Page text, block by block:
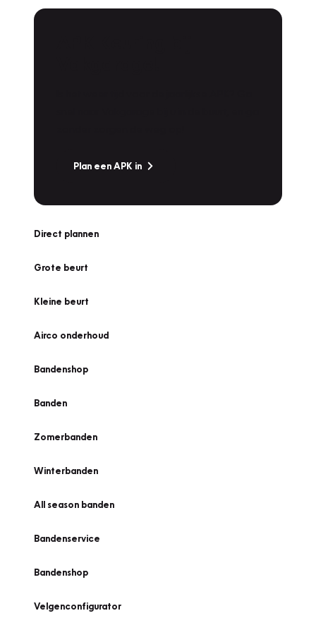
Plan een APK in
Direct plannen
Grote beurt
Kleine beurt
Airco onderhoud
Bandenshop
Banden
Zomerbanden
Winterbanden
All season banden
Bandenservice
Bandenshop
Velgenconfigurator